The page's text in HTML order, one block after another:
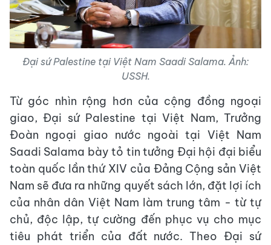
Đại sứ Palestine tại Việt Nam Saadi Salama. Ảnh:
USSH.
Từ góc nhìn rộng hơn của cộng đồng ngoại
giao, Đại sứ Palestine tại Việt Nam, Trưởng
Đoàn ngoại giao nước ngoài tại Việt Nam
Saadi Salama bày tỏ tin tưởng Đại hội đại biểu
toàn quốc lần thứ XIV của Đảng Cộng sản Việt
Nam sẽ đưa ra những quyết sách lớn, đặt lợi ích
của nhân dân Việt Nam làm trung tâm - từ tự
chủ, độc lập, tự cường đến phục vụ cho mục
tiêu phát triển của đất nước. Theo Đại sứ